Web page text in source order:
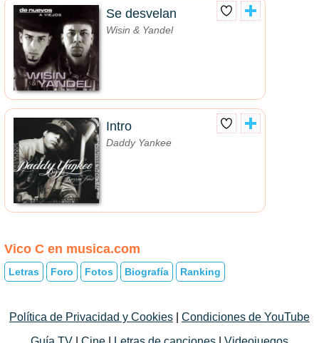
Se desvelan
Wisin & Yandel
Intro
Daddy Yankee
Vico C en musica.com
Letras Foro Fotos Biografía Ranking
Política de Privacidad y Cookies
Condiciones de YouTube